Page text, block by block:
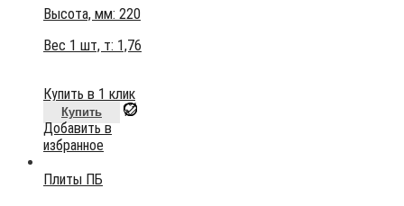
Высота, мм: 220
Вес 1 шт, т: 1,76
Купить в 1 клик
Купить
Добавить в
избранное
Плиты ПБ